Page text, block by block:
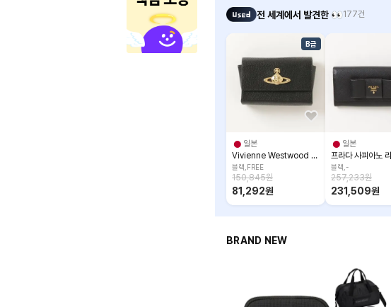
로
전 세계에서 발견한 👀177건
B급
일본
Vivienne Westwood ACCESSORIES 파우치 파우치
블랙,FREE
150,845원
81,292원
일본
블랙,-
257,233원
231,509원
BRAND NEW